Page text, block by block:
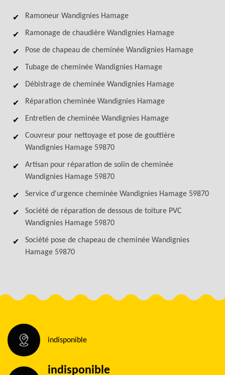
Ramoneur Wandignies Hamage
Ramonage de chaudière Wandignies Hamage
Pose de chapeau de cheminée Wandignies Hamage
Tubage de cheminée Wandignies Hamage
Débistrage de cheminée Wandignies Hamage
Réparation cheminée Wandignies Hamage
Entretien de cheminée Wandignies Hamage
Couvreur pour nettoyage et pose de gouttière
Wandignies Hamage 59870
Artisan pour réparation de solin de cheminée
Wandignies Hamage 59870
Service d'urgence cheminée Wandignies Hamage 59870
Société de réparation de dessous de toiture PVC
Wandignies Hamage 59870
Société pose de chapeau de cheminée Wandignies
Hamage 59870
indisponible
indisponible